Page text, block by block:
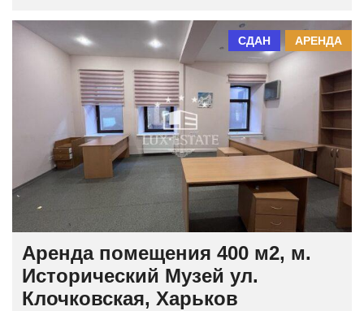
АРЕНДА
СДАН
Аренда помещения 400 м2, м.
Исторический Музей ул.
Клочковская, Харьков